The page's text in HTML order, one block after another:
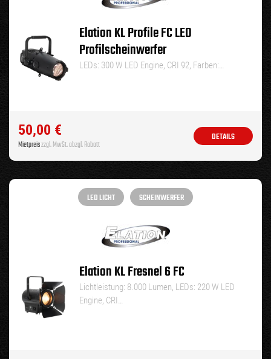
Elation KL Profile FC LED
Profilscheinwerfer
LEDs: 300 W LED Engine, CRI 92, Farben:…
50,00 €
Mietpreiszzgl. MwSt. abzgl. Rabatt
DETAILS
LED LICHT SCHEINWERFER
Elation KL Fresnel 6 FC
Lichtleistung: 8.000 Lumen, LEDs: 220 W LED
Engine, CRI…